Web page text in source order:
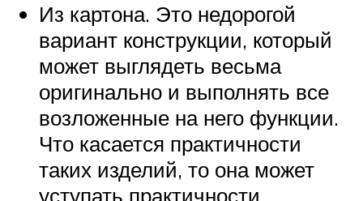
Из картона. Это недорогой
вариант конструкции, который
может выглядеть весьма
оригинально и выполнять все
возложенные на него функции.
Что касается практичности
таких изделий, то она может
уступать практичности